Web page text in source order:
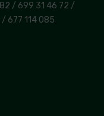
/ 699 31 46 72 /
/ 677 114 085